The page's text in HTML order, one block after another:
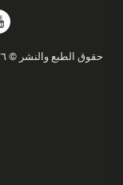
حقوق الطبع والنشر © ٢٠٢٦ شركة فوشان كوباث للأجهزة الصحية المحدودة